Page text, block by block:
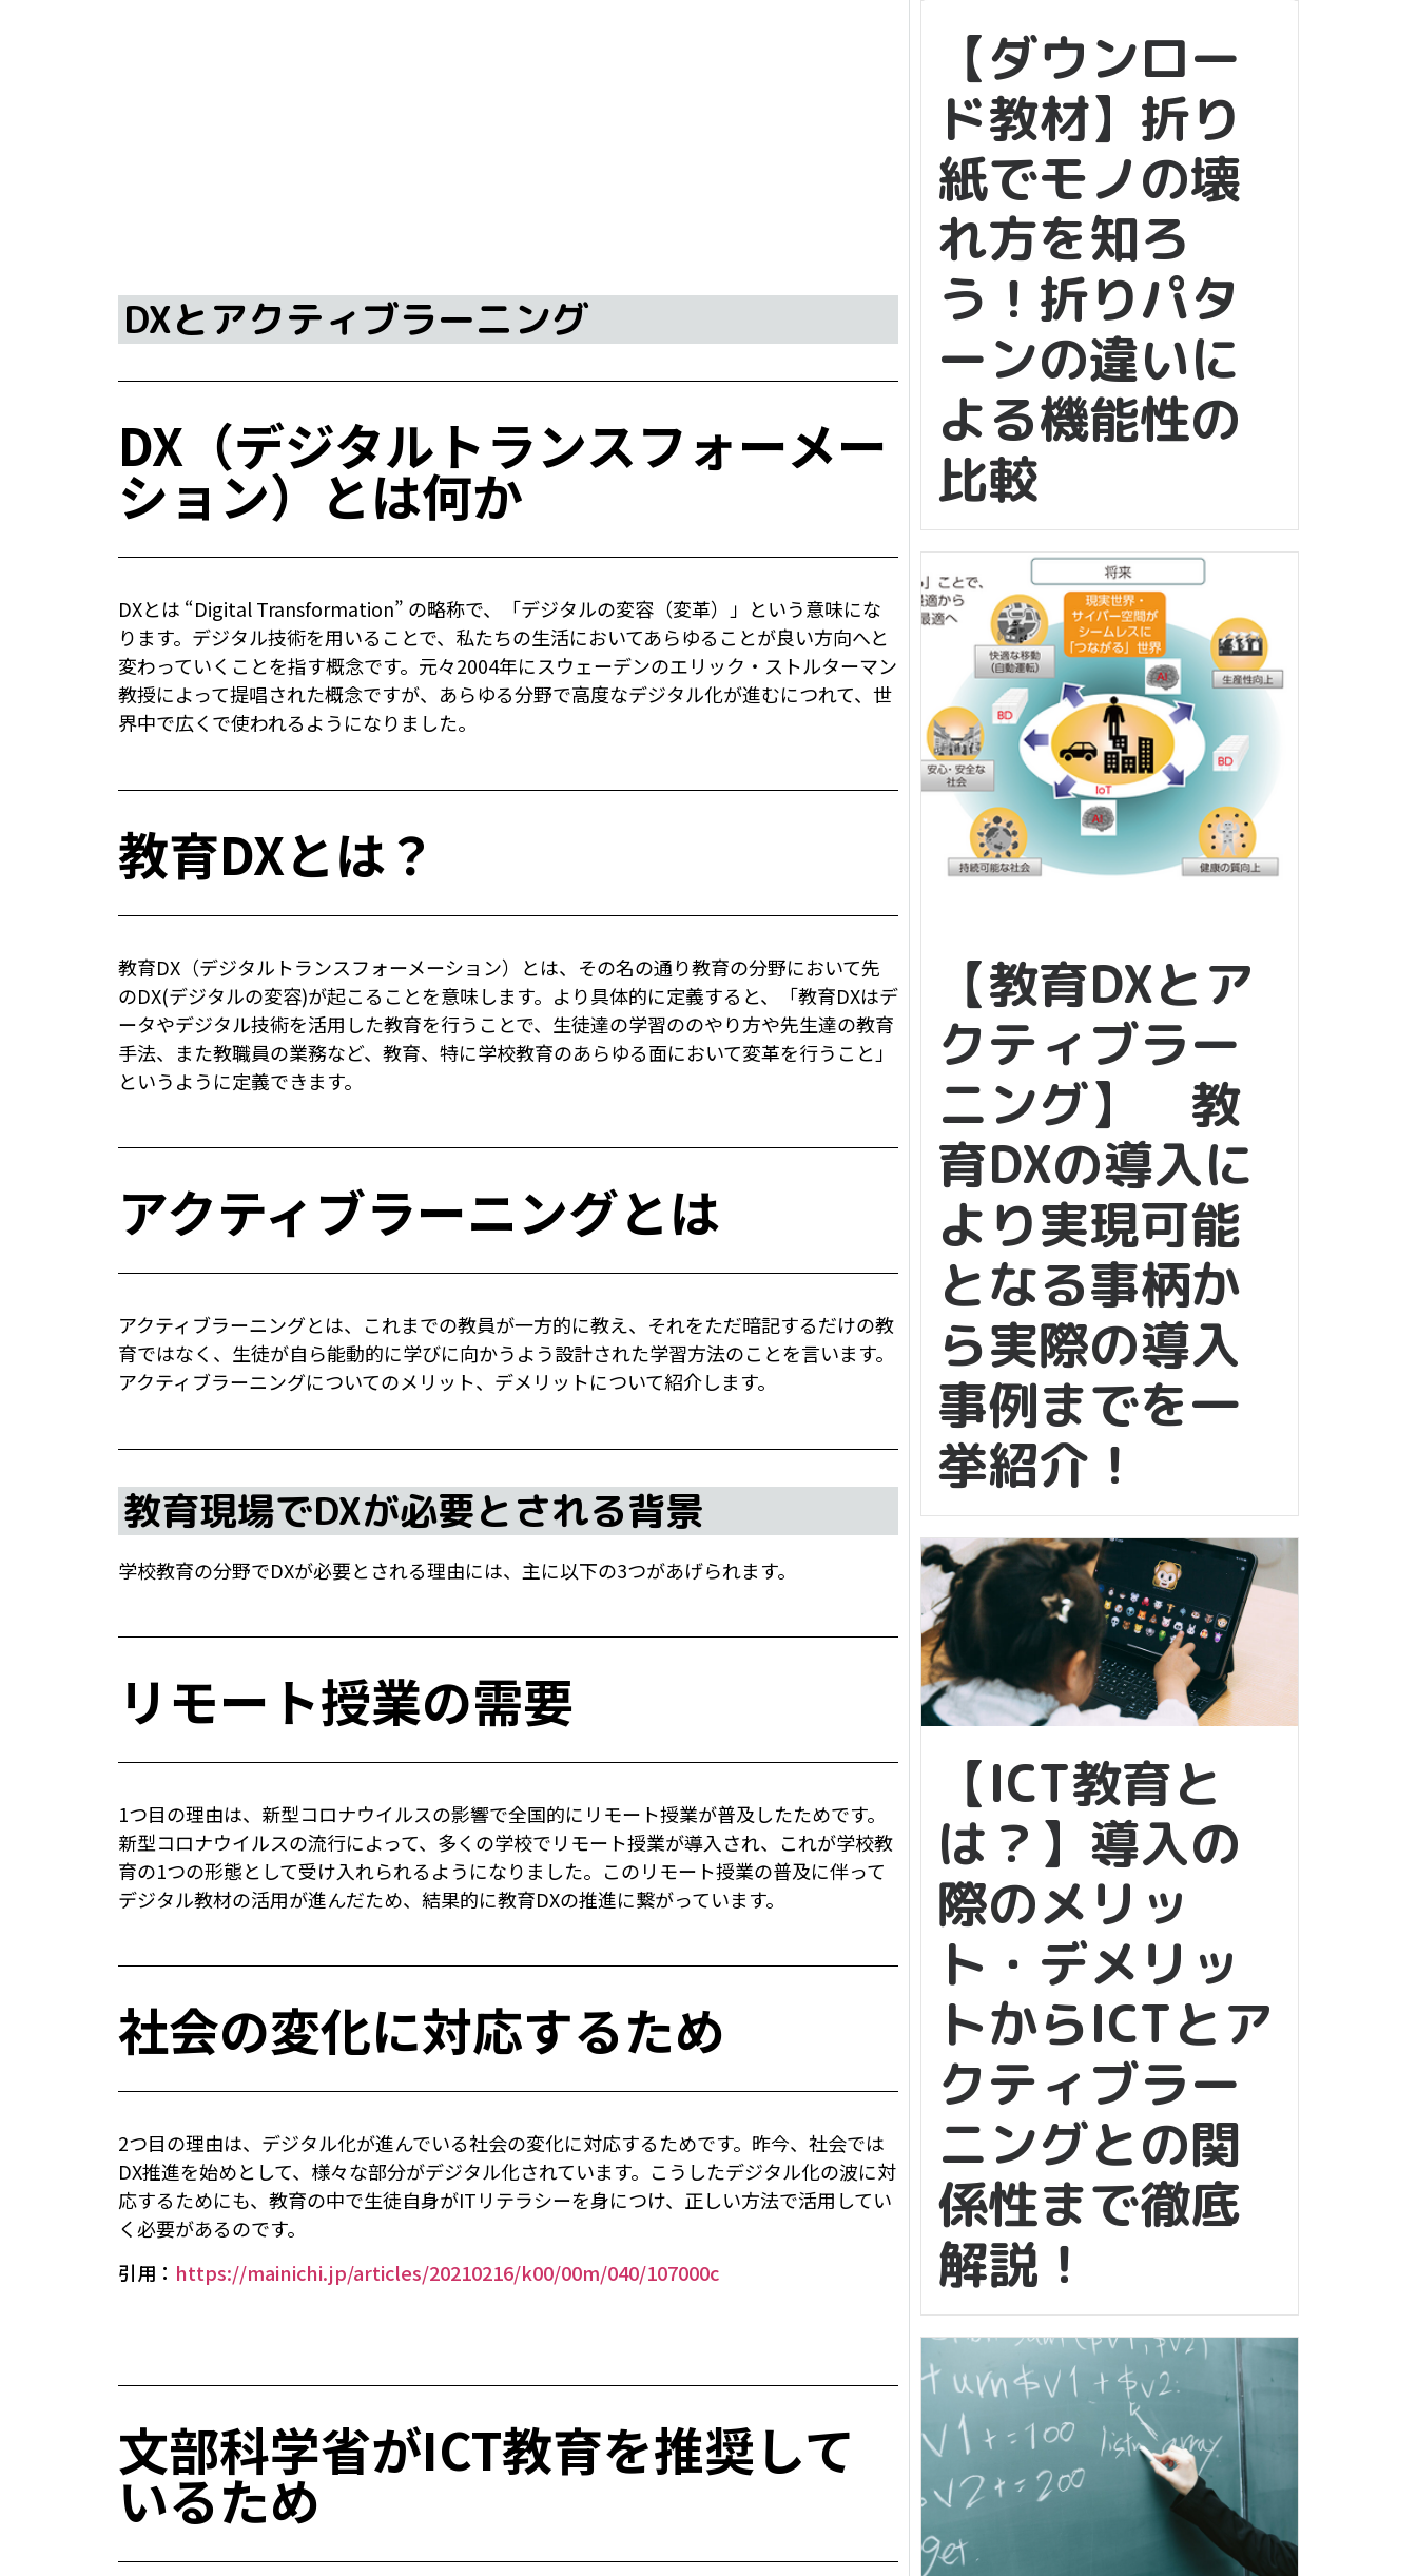
DXとアクティブラーニング
DX（デジタルトランスフォーメー
ション）とは何か
DXとは “Digital Transformation” の略称で、「デジタルの変容（変革）」という意味にな
ります。デジタル技術を用いることで、私たちの生活においてあらゆることが良い方向へと
変わっていくことを指す概念です。元々2004年にスウェーデンのエリック・ストルターマン
教授によって提唱された概念ですが、あらゆる分野で高度なデジタル化が進むにつれて、世
界中で広くで使われるようになりました。
教育DXとは？
教育DX（デジタルトランスフォーメーション）とは、その名の通り教育の分野において先
のDX(デジタルの変容)が起こることを意味します。より具体的に定義すると、「教育DXはデ
ータやデジタル技術を活用した教育を行うことで、生徒達の学習ののやり方や先生達の教育
手法、また教職員の業務など、教育、特に学校教育のあらゆる面において変革を行うこと」
というように定義できます。
アクティブラーニングとは
アクティブラーニングとは、これまでの教員が一方的に教え、それをただ暗記するだけの教
育ではなく、生徒が自ら能動的に学びに向かうよう設計された学習方法のことを言います。
アクティブラーニングについてのメリット、デメリットについて紹介します。
教育現場でDXが必要とされる背景
学校教育の分野でDXが必要とされる理由には、主に以下の3つがあげられます。
リモート授業の需要
1つ目の理由は、新型コロナウイルスの影響で全国的にリモート授業が普及したためです。
新型コロナウイルスの流行によって、多くの学校でリモート授業が導入され、これが学校教
育の1つの形態として受け入れられるようになりました。このリモート授業の普及に伴って
デジタル教材の活用が進んだため、結果的に教育DXの推進に繋がっています。
社会の変化に対応するため
2つ目の理由は、デジタル化が進んでいる社会の変化に対応するためです。昨今、社会では
DX推進を始めとして、様々な部分がデジタル化されています。こうしたデジタル化の波に対
応するためにも、教育の中で生徒自身がITリテラシーを身につけ、正しい方法で活用してい
く必要があるのです。
引用： https://mainichi.jp/articles/20210216/k00/00m/040/107000c
文部科学省がICT教育を推奨して
いるため
【ダウンロー
ド教材】折り
紙でモノの壊
れ方を知ろ
う！折りパタ
ーンの違いに
よる機能性の
比較
【教育DXとア
クティブラー
ニング】 教
育DXの導入に
より実現可能
となる事柄か
ら実際の導入
事例までを一
挙紹介！
【ICT教育と
は？】導入の
際のメリッ
ト・デメリッ
トからICTとア
クティブラー
ニングとの関
係性まで徹底
解説！